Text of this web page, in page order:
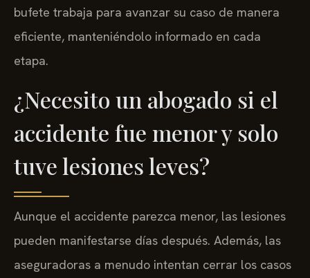
bufete trabaja para avanzar su caso de manera
eficiente, manteniéndolo informado en cada
etapa.
¿Necesito un abogado si el
accidente fue menor y solo
tuve lesiones leves?
Aunque el accidente parezca menor, las lesiones
pueden manifestarse días después. Además, las
aseguradoras a menudo intentan cerrar los casos